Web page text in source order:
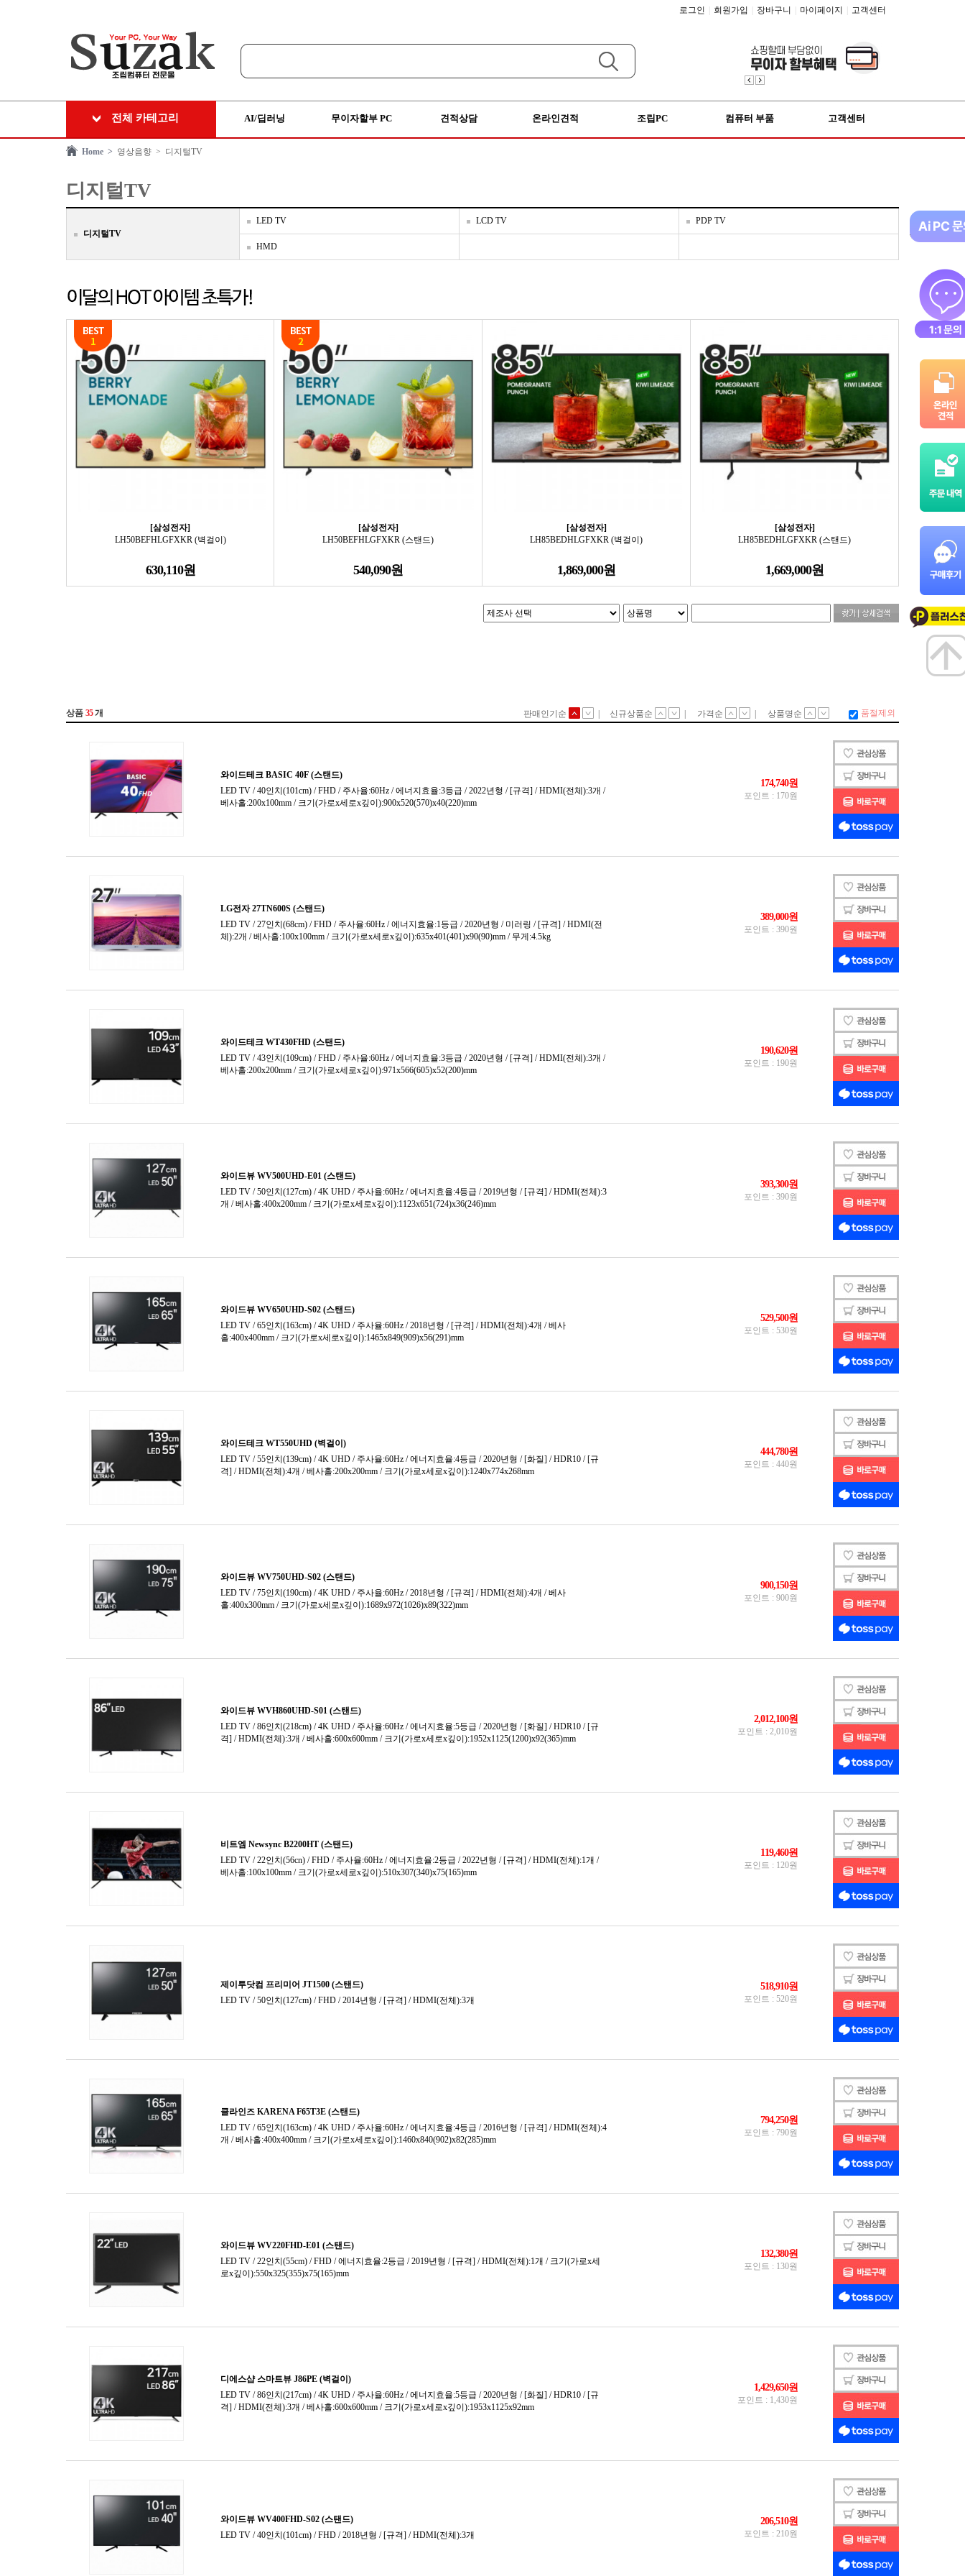
로그인 회원가입 장바구니 마이페이지 고객센터
전체 카테고리 AI/딥러닝 무이자할부 PC 견적상담 온라인견적 조립PC 컴퓨터 부품 고객센터
Home > 영상음향 > 디지털TV
디지털TV
디지털TV
LED TV LCD TV PDP TV
HMD
[삼성전자]
LH50BEFHLGFXKR (벽걸이)
630,110원
[삼성전자]
LH50BEFHLGFXKR (스탠드)
540,090원
[삼성전자]
LH85BEDHLGFXKR (벽걸이)
1,869,000원
[삼성전자]
LH85BEDHLGFXKR (스탠드)
1,669,000원